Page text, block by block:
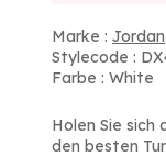
Marke : Jordan
Stylecode :
Farbe : White
Holen Sie sich
den besten